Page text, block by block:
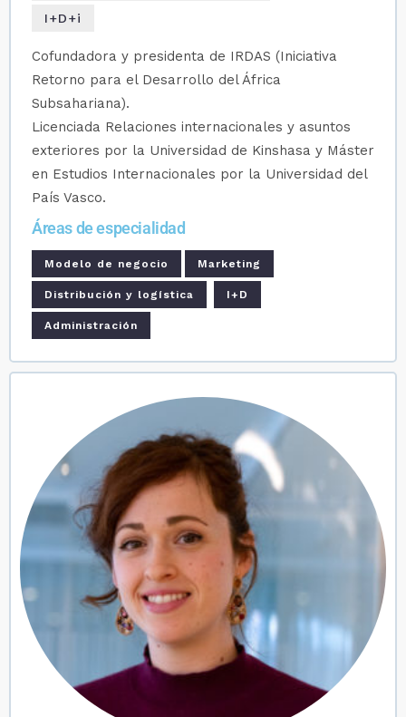
I+D+i
Cofundadora y presidenta de IRDAS (Iniciativa
Retorno para el Desarrollo del África
Subsahariana).
Licenciada Relaciones internacionales y asuntos
exteriores por la Universidad de Kinshasa y Máster
en Estudios Internacionales por la Universidad del
País Vasco.
Áreas de especialidad
Modelo de negocio Marketing
Distribución y logística I+D
Administración